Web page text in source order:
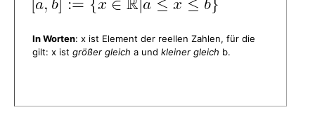
In Worten: x ist Element der reellen Zahlen, für die
gilt: x ist größer gleich a und kleiner gleich b.